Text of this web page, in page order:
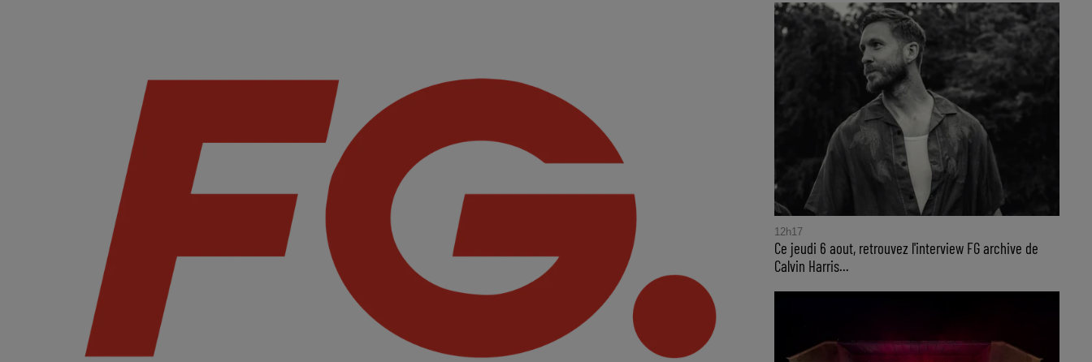
12h17
Ce jeudi 6 aout, retrouvez l'interview FG archive de
Calvin Harris...